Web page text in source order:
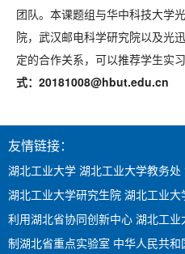
团队。本课题组与华中科技大学
院，武汉邮电科学研究院以及光
定的合作关系，可以推荐学生实
式： 20181008@hbut.edu.cn
友情链接：
湖北工业大学 湖北工业大学教务处
湖北工业大学研究生院 湖北工业大
利用湖北省协同创新中心 湖北工业
制湖北省重点实验室 中华人民共和